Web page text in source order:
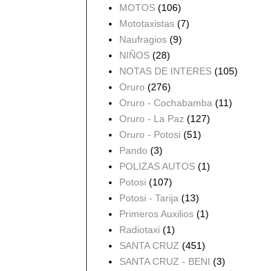
MOTOS (106)
Mototaxistas (7)
Naufragios (9)
NIÑOS (28)
NOTAS DE INTERES (105)
Oruro (276)
Oruro - Cochabamba (11)
Oruro - La Paz (127)
Oruro - Potosi (51)
Pando (3)
POLIZAS AUTOS (1)
Potosi (107)
Potosi - Tarija (13)
Primeros Auxilios (1)
Radiotaxi (1)
SANTA CRUZ (451)
SANTA CRUZ - BENI (3)